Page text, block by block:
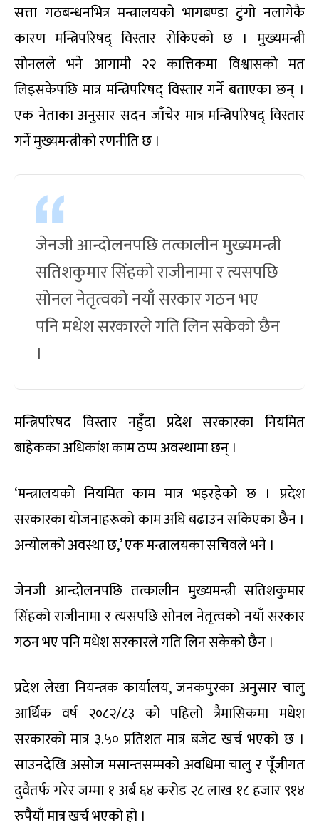
सत्ता गठबन्धनभित्र मन्त्रालयको भागबण्डा टुंगो नलागेकै
कारण मन्त्रिपरिषद् विस्तार रोकिएको छ । मुख्यमन्त्री
सोनलले भने आगामी २२ कात्तिकमा विश्वासको मत
लिइसकेपछि मात्र मन्त्रिपरिषद् विस्तार गर्ने बताएका छन् ।
एक नेताका अनुसार सदन जाँचेर मात्र मन्त्रिपरिषद् विस्तार
गर्ने मुख्यमन्त्रीको रणनीति छ ।
जेनजी आन्दोलनपछि तत्कालीन मुख्यमन्त्री
सतिशकुमार सिंहको राजीनामा र त्यसपछि
सोनल नेतृत्वको नयाँ सरकार गठन भए
पनि मधेश सरकारले गति लिन सकेको छैन
।
मन्त्रिपरिषद विस्तार नहुँदा प्रदेश सरकारका नियमित
बाहेकका अधिकांश काम ठप्प अवस्थामा छन् ।
‘मन्त्रालयको नियमित काम मात्र भइरहेको छ । प्रदेश
सरकारका योजनाहरूको काम अघि बढाउन सकिएका छैन ।
अन्योलको अवस्था छ,’ एक मन्त्रालयका सचिवले भने ।
जेनजी आन्दोलनपछि तत्कालीन मुख्यमन्त्री सतिशकुमार
सिंहको राजीनामा र त्यसपछि सोनल नेतृत्वको नयाँ सरकार
गठन भए पनि मधेश सरकारले गति लिन सकेको छैन ।
प्रदेश लेखा नियन्त्रक कार्यालय, जनकपुरका अनुसार चालु
आर्थिक वर्ष २०८२/८३ को पहिलो त्रैमासिकमा मधेश
सरकारको मात्र ३.५० प्रतिशत मात्र बजेट खर्च भएको छ ।
साउनदेखि असोज मसान्तसम्मको अवधिमा चालु र पूँजीगत
दुवैतर्फ गरेर जम्मा १ अर्ब ६४ करोड २८ लाख १८ हजार ९१४
रुपैयाँ मात्र खर्च भएको हो ।